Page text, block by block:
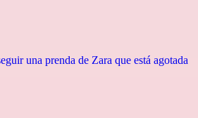
una prenda de Zara que está agotada